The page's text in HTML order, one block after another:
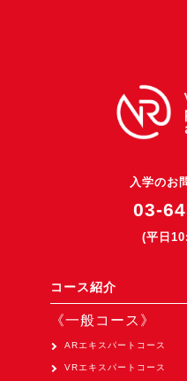
《最新プロダクト》
超体験★販促システム『XR
バーチャルイベントプラッ
3D空間キャプチャーアプリ
製造現場を革新する！『XR
>XR Museum『Artlogue』開
《企業研修》
Unity研修
入学のお
03-
(平日
コース紹介
《一般コース》
ARエキスパートコース
VRエキスパートコース